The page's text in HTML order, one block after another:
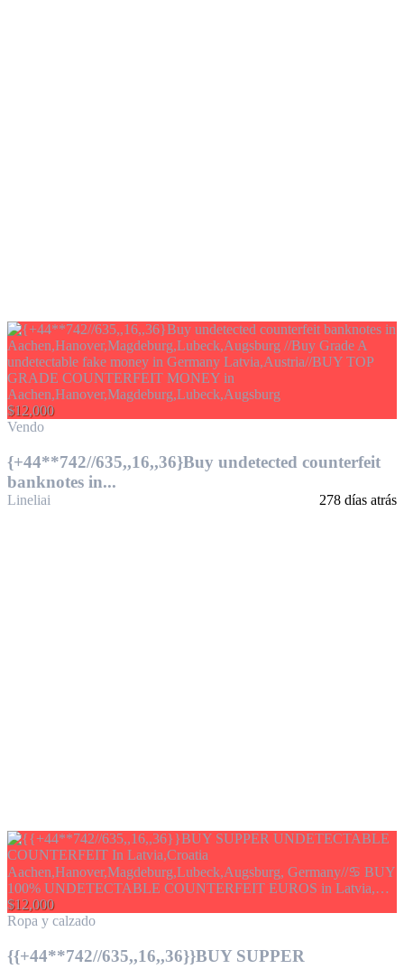
$12,000
Vendo
{+44**742//635,,16,,36}Buy undetected counterfeit
banknotes in...
Lineliai 278 días atrás
$12,000
Ropa y calzado
{{+44**742//635,,16,,36}}BUY SUPPER